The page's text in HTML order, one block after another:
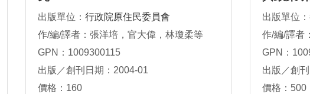
出版單位： 行政院原住民委員會
作/編/譯者：張洋培，官大偉，林瓊柔等
GPN：1009300115
出版／創刊日期：2004-01
價格：160
出版單位：
作/編/譯者
GPN：
出版／創
價格：500